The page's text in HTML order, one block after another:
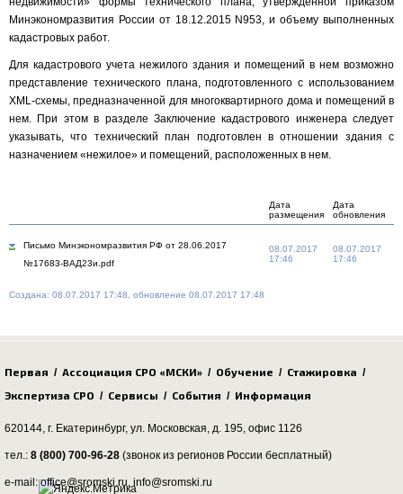
Минэкономразвития России от 18.12.2015 N953, и объему выполненных
кадастровых работ.
Для кадастрового учета нежилого здания и помещений в нем возможно
представление технического плана, подготовленного с использованием
XML-схемы, предназначенной для многоквартирного дома и помещений в
нем. При этом в разделе Заключение кадастрового инженера следует
указывать, что технический план подготовлен в отношении здания с
назначением «нежилое» и помещений, расположенных в нем.
Дата
размещения
Дата
обновления
Письмо Минэкономразвития РФ от 28.06.2017
№17683-ВАД23и.pdf
08.07.2017
17:46
08.07.2017
17:46
Создана: 08.07.2017 17:48, обновление 08.07.2017 17:48
Первая / Ассоциация СРО «МСКИ» / Обучение / Стажировка /
Экспертиза СРО / Сервисы / События / Информация
620144, г. Екатеринбург, ул. Московская, д. 195, офис 1126
тел.: 8 (800) 700-96-28 (звонок из регионов России бесплатный)
e-mail: office@sromski.ru, info@sromski.ru